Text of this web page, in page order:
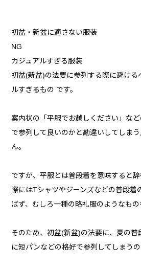
初盆・新盆に適さない服装
NG
カジュアルすぎる服装
初盆(新盆)の法要に参列する際に避ける
ルすぎるもの です。
案内状の「平服でお越しください」な
で参列して良いのかと勘違いしてしま
ん。
ですが、平服とは普段着を意味すると
際にはTシャツやジーンズなどの普段着
ばず、むしろ一種の略礼服のようなもの
そのため、初盆(新盆)の法要に、夏の普
に短パンなどの格好で参列してしまうの